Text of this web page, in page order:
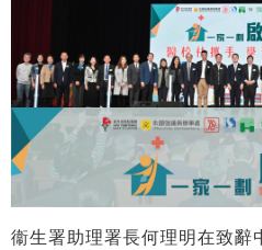
衞生署助理署長何理明在致辭